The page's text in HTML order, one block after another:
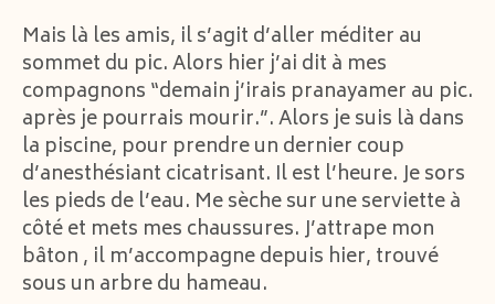
Mais là les amis, il s’agit d’aller méditer au
sommet du pic. Alors hier j’ai dit à mes
compagnons “demain j’irais pranayamer au pic.
après je pourrais mourir.”. Alors je suis là dans
la piscine, pour prendre un dernier coup
d’anesthésiant cicatrisant. Il est l’heure. Je sors
les pieds de l’eau. Me sèche sur une serviette à
côté et mets mes chaussures. J’attrape mon
bâton , il m’accompagne depuis hier, trouvé
sous un arbre du hameau.